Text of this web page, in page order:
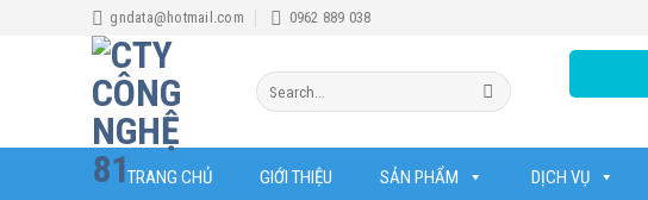
gndata@hotmail.com 0962 889 038
Search
for:
TRANG CHỦ GIỚI THIỆU SẢN PHẨM DỊCH VỤ